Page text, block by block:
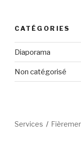
CATÉGORIES
Diaporama
Non catégorisé
Services